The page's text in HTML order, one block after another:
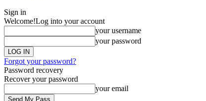
Sign in
Welcome!Log into your account
your username
your password
Forgot your password?
Password recovery
Recover your password
your email